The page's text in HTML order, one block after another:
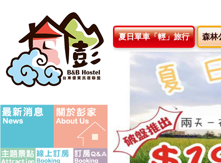
夏日單車「輕」旅行 森林